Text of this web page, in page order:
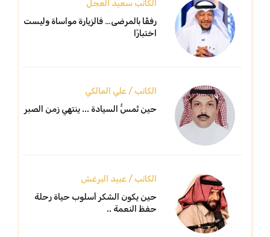
الكاتب سعيد العجل
رفقًا بالمرضى… فالزيارة مواساة وليست
اختبارًا
الكاتب / علي المالكي
حين تُمسُّ السيادة ... ينتهي زمن الصبر
الكاتب / عبيد البرغش
حين يكون الشكر أسلوب حياة رحلة
حفظ النعمة ..